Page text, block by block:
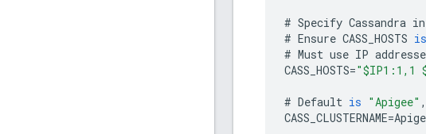
# Specify Cassandra
# Ensure CASS_HOSTS is
# Must use IP
CASS_HOSTS="$IP1:1,1
# Default is "Apigee" ,
CASS_CLUSTERNAME=